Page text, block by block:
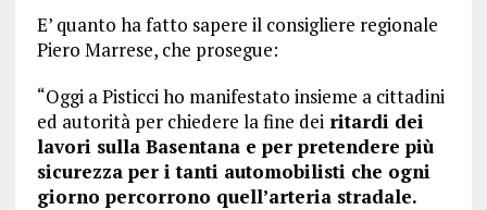
E’ quanto ha fatto sapere il consigliere regionale
Piero Marrese, che prosegue:
“Oggi a Pisticci ho manifestato insieme a cittadini
ed autorità per chiedere la fine deiritardi dei
lavori sulla Basentana e per pretendere più
sicurezza per i tanti automobilisti che ogni
giorno percorrono quell’arteria stradale.